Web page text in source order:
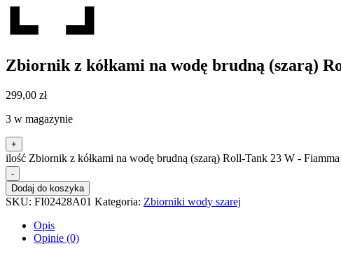
Zbiornik z kółkami na wodę brudną (szarą)
299,00 zł
3 w magazynie
+
ilość Zbiornik z kółkami na wodę brudną (szarą) Roll-Tank 23 W - Fiamma
-
Dodaj do koszyka
SKU: FI02428A01 Kategoria: Zbiorniki wody szarej
Opis
Opinie (0)